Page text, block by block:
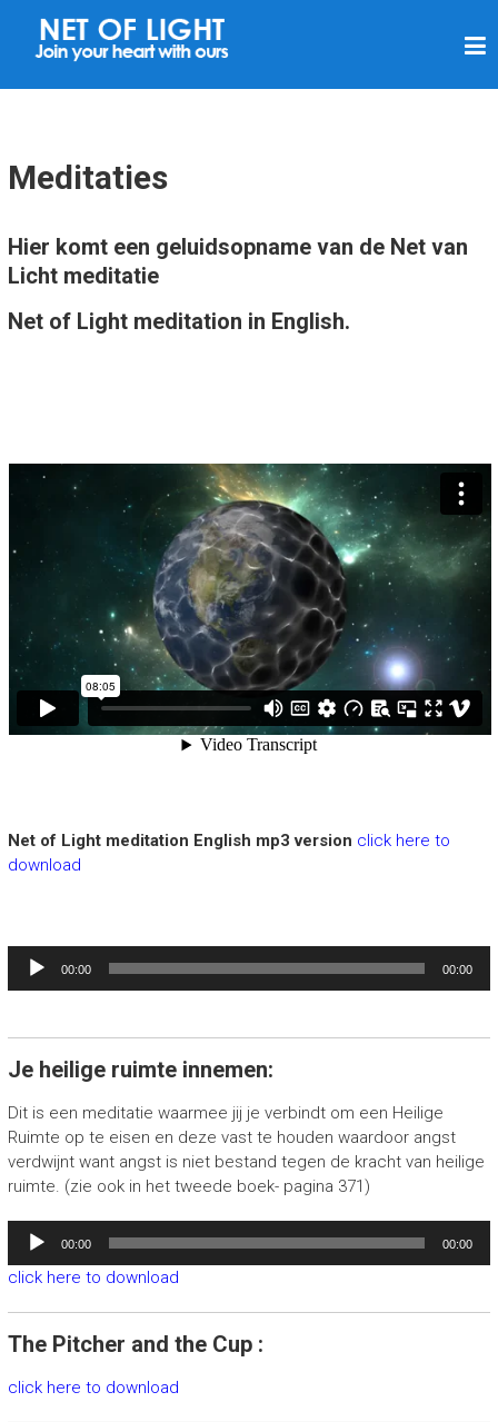
N
A
I
H
Meditaties
Hier komt een geluidsopname van de Net van
Licht meditatie
Net of Light meditation in English.
Net of Light meditation English mp3 version click here to
download
Audiospeler
00:00 00:00
Je heilige ruimte innemen:
Dit is een meditatie waarmee jij je verbindt om een Heilige
Ruimte op te eisen en deze vast te houden waardoor angst
verdwijnt want angst is niet bestand tegen de kracht van heilige
ruimte. (zie ook in het tweede boek- pagina 371)
Audiospeler
00:00 00:00
click here to download
The Pitcher and the Cup :
click here to download